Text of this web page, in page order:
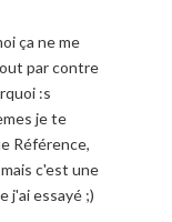
ça ne me
par contre
:s
je te
Référence,
c'est une
j'ai essayé ;)